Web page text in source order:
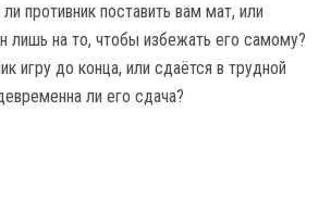
противник поставить вам мат, или
лишь на то, чтобы избежать его самому?
игру до конца, или сдаётся в трудной
ли его сдача?